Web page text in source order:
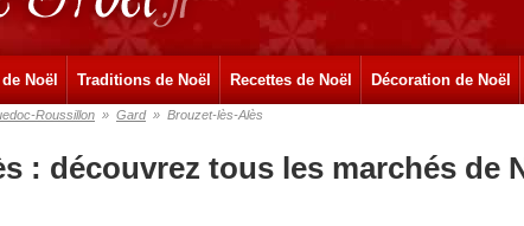
Noël Traditions de Noël Recettes de Noël Décoration de Noël
Roussillon » Gard » Brouzet-lès-Alès
: découvrez tous les marchés de